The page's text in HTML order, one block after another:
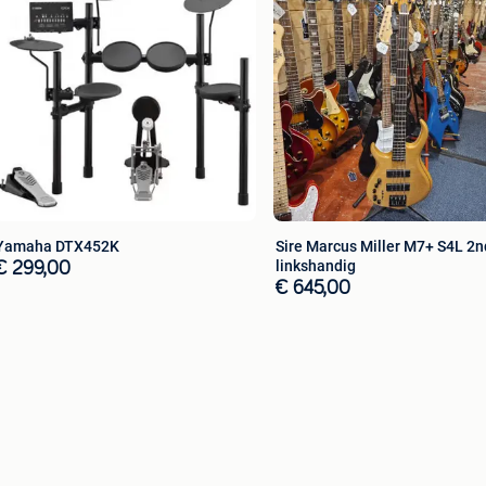
edition (new !) : € 1349
: € 995
199
DTX452K
299,00
Sire Marcus Miller M7+ S4L
linkshandig
€ 645,00